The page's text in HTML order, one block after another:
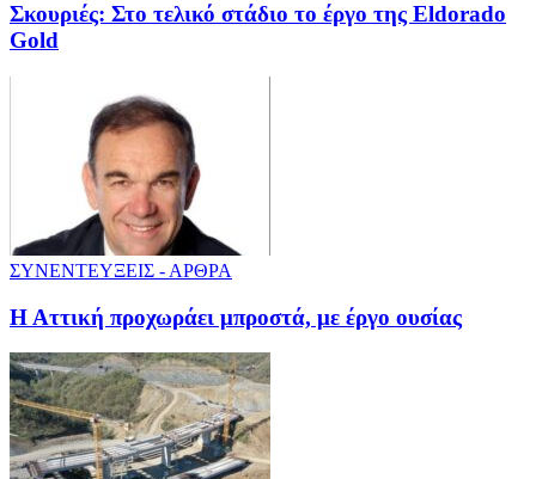
Σκουριές: Στο τελικό στάδιο το έργο της Eldorado
Gold
ΣΥΝΕΝΤΕΥΞΕΙΣ - ΑΡΘΡΑ
Η Αττική προχωράει μπροστά, με έργο ουσίας